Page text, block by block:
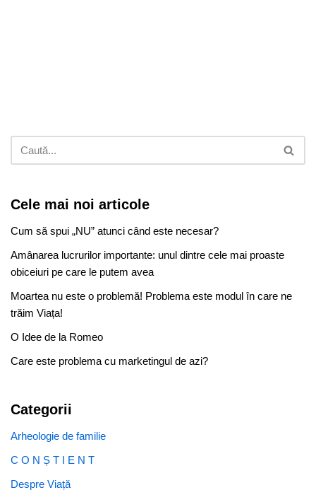
Cele mai noi articole
Cum să spui „NU” atunci când este necesar?
Amânarea lucrurilor importante: unul dintre cele mai proaste
obiceiuri pe care le putem avea
Moartea nu este o problemă! Problema este modul în care ne
trăim Viața!
O Idee de la Romeo
Care este problema cu marketingul de azi?
Categorii
Arheologie de familie
C O N Ș T I E N T
Despre Viață